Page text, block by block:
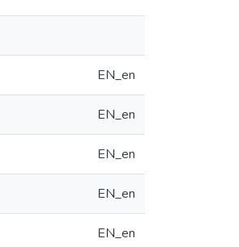
EN_en
EN_en
EN_en
EN_en
EN_en